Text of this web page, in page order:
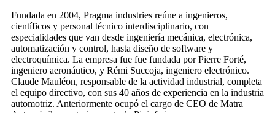
Fundada en 2004, Pragma industries reúne a ingenieros,
científicos y personal técnico interdisciplinario, con
especialidades que van desde ingeniería mecánica, electrónica,
automatización y control, hasta diseño de software y
electroquímica. La empresa fue fue fundada por Pierre Forté,
ingeniero aeronáutico, y Rémi Succoja, ingeniero electrónico.
Claude Mauléon, responsable de la actividad industrial, completa
el equipo directivo, con sus 40 años de experiencia en la industria
automotriz. Anteriormente ocupó el cargo de CEO de Matra